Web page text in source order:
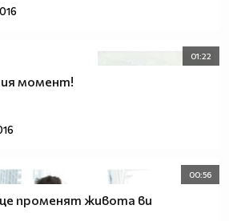
01:22
момент!
00:56
променят живота ви